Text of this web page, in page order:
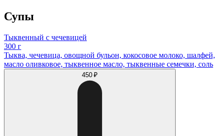
Супы
Тыквенный с чечевицей
300 г
Тыква, чечевица, овощной бульон, кокосовое молоко, шалфей,
масло оливковое, тыквенное масло, тыквенные семечки, соль
450 ₽